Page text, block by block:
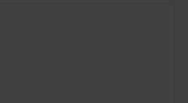
11 månader